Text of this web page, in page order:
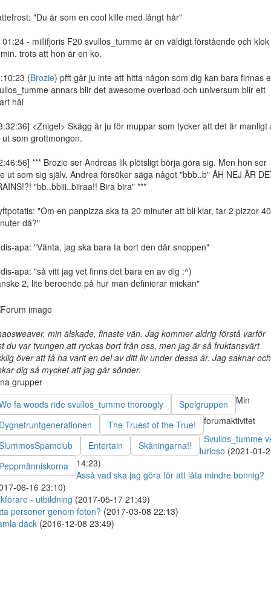
"Du är som en cool kille med långt hår"
01:24 - millifjoris F20 svullos_tumme är en väldigt förstående och klok
trots att hon är en ko.
(Brozie) pfft går ju inte att hitta någon som dig kan bara finnas
annars blir det awesome overload och universum blir ett
hål
<Znigel> Skägg är ju för muppar som tycker att det är manligt
ut som grottmongon.
*** Brozie ser Andreas lik plötsligt börja göra sig. Men hon ser
ut som sig själv. Andrea försöker säga något "bbb..b" ÅH NEJ ÄR
"bb..bbiii..biiraa!! Bira bira" ***
"Om en panpizza ska ta 20 minuter att bli klar, tar 2 pizzor 40
då?"
apa: "Vänta, jag ska bara ta bort den där snoppen"
apa: "så vitt jag vet finns det bara en av dig :^)
2, lite beroende på hur man definierar mickan"
min älskade, finaste vän. Jag kommer aldrig förstå varför
du var tvungen att ryckas bort från oss, men jag är så fruktansvärt
över att få ha varit en del av ditt liv under dessa år. Jag saknar och
dig så mycket att jag går sönder.
grupper
fa woods ride svullos_tumme thoroogly
Spelgruppen
The Truest of the True!
Entertain
Skåningarna!!
Min
forumaktivitet
Svullos_tumme
lurioso (2021-01-
14:23)
Asså vad ska jag göra för att låta mindre bonnig?
06-16 23:10)
- utbildning (2017-05-17 21:49)
personer genom foton? (2017-03-08 22:13)
däck (2016-12-08 23:49)